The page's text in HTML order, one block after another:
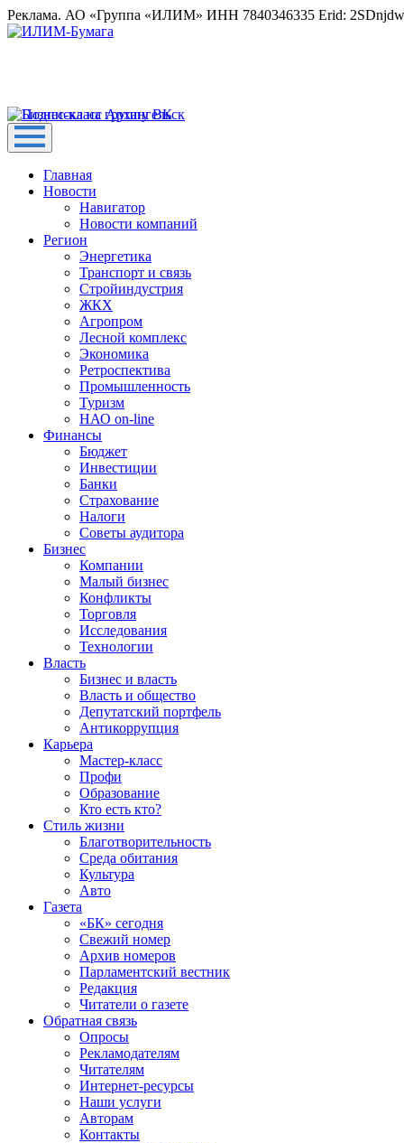
Реклама. АО «Группа «ИЛИМ» ИНН 7840346335 Erid:
Главная
Новости
Навигатор
Новости компаний
Регион
Энергетика
Транспорт и связь
Стройиндустрия
ЖКХ
Агропром
Лесной комплекс
Экономика
Ретроспектива
Промышленность
Туризм
НАО on-line
Финансы
Бюджет
Инвестиции
Банки
Страхование
Налоги
Советы аудитора
Бизнес
Компании
Малый бизнес
Конфликты
Торговля
Исследования
Технологии
Власть
Бизнес и власть
Власть и общество
Депутатский портфель
Антикоррупция
Карьера
Мастер-класс
Профи
Образование
Кто есть кто?
Стиль жизни
Благотворительность
Среда обитания
Культура
Авто
Газета
«БК» сегодня
Свежий номер
Архив номеров
Парламентский вестник
Редакция
Читатели о газете
Обратная связь
Опросы
Рекламодателям
Читателям
Интернет-ресурсы
Наши услуги
Авторам
Контакты